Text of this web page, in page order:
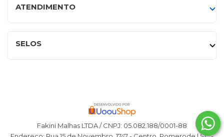
ATENDIMENTO
SELOS
Fakini Malhas LTDA / CNPJ: 05.082.188/0001-88